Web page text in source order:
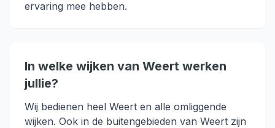
ervaring mee hebben.
In welke wijken van Weert werken
jullie?
Wij bedienen heel Weert en alle omliggende
wijken. Ook in de buitengebieden van Weert zijn